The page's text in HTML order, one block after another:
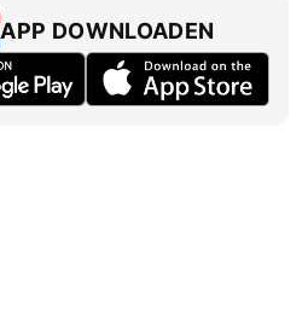
APP DOWNLOADEN